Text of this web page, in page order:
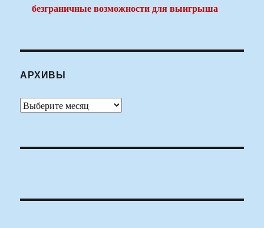
безграничные возможности для выигрыша
АРХИВЫ
Архивы